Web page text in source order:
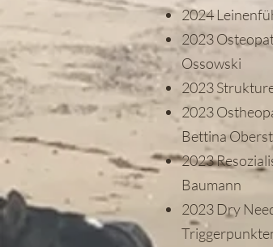
2024
2023
Ossowski
2023
2023
Bettina
2023
Baumann
2023 Dry